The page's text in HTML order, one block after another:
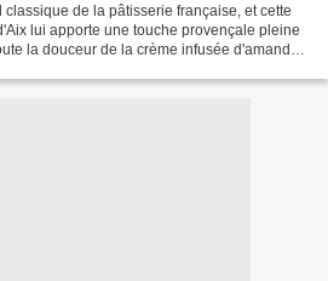
de la pâtisserie française, et cette
lui apporte une touche provençale pleine
la douceur de la crème infusée d'amandes